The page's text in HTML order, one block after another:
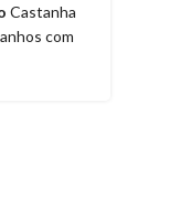
Castanha
com